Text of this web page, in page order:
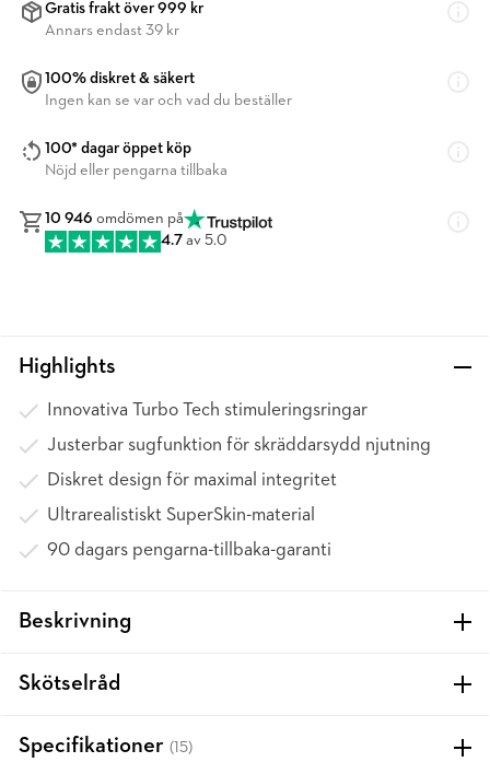
Gratis frakt över 999 kr
Annars endast 39 kr
100% diskret & säkert
Ingen kan se var och vad du beställer
100* dagar öppet köp
Nöjd eller pengarna tillbaka
10 946 omdömen på
4.7 av 5.0
Highlights
Innovativa Turbo Tech stimuleringsringar
Justerbar sugfunktion för skräddarsydd njutning
Diskret design för maximal integritet
Ultrarealistiskt SuperSkin-material
90 dagars pengarna-tillbaka-garanti
Beskrivning
Skötselråd
Specifikationer (15)